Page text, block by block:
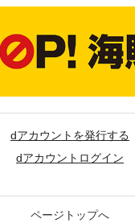
dアカウントを発行する
dアカウントログイン
ページトップへ